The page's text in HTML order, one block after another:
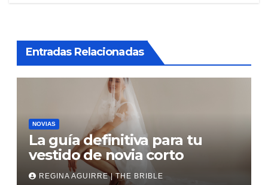
Entradas Relacionadas
NOVIAS
La guía definitiva para tu
vestido de novia corto
REGINA AGUIRRE | THE BRIBLE